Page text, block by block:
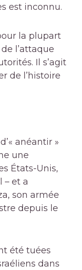
est inconnu.
la plupart
l’attaque
Il s’agit
de l’histoire
anéantir »
une
États-Unis,
– et a
son armée
depuis le
été tuées
dans